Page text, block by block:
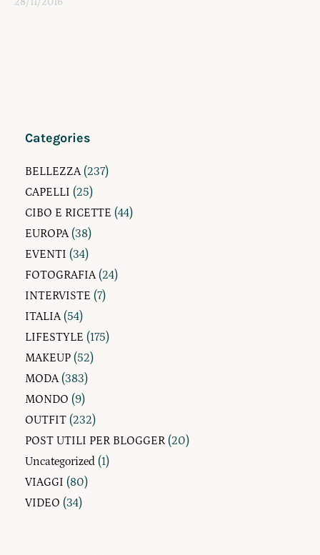
28/11/2016
Categories
BELLEZZA(237)
CAPELLI (25)
CIBO E RICETTE (44)
EUROPA(38)
EVENTI (34)
FOTOGRAFIA(24)
INTERVISTE (7)
ITALIA(54)
LIFESTYLE (175)
MAKEUP (52)
MODA(383)
MONDO (9)
OUTFIT (232)
POST UTILI PER BLOGGER (20)
Uncategorized (1)
VIAGGI (80)
VIDEO (34)